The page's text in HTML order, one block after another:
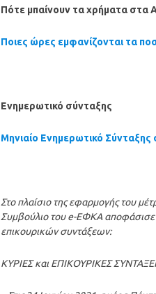
Πότε μπαίνουν τα χρήματα στα
Ποιες ώρες εμφανίζονται τα
Ενημερωτικό σύνταξης
Μηνιαίο Ενημερωτικό Σύνταξης
Στο πλαίσιο της εφαρμογής του
Συμβούλιο του e-ΕΦΚΑ αποφάσισε
επικουρικών συντάξεων:
ΚΥΡΙΕΣ και ΕΠΙΚΟΥΡΙΚΕΣ